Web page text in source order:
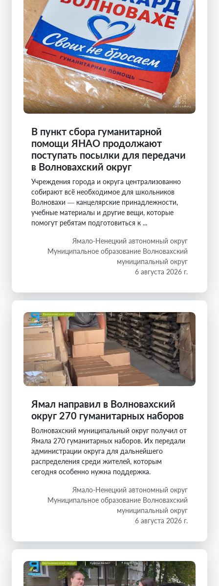
В пункт сбора гуманитарной
помощи ЯНАО продолжают
поступать посылки для передачи
в Волновахский округ
Учреждения города и округа централизованно
собирают всё необходимое для школьников
Волновахи — канцелярские принадлежности,
учебные материалы и другие вещи, которые
помогут ребятам подготовиться к ...
Ямало-Ненецкий автономный округ
Муниципальное образование Волновахский
муниципальный округ
6 августа 2026 г.
Ямал направил в Волновахский
округ 270 гуманитарных наборов
Волновахский муниципальный округ получил от
Ямала 270 гуманитарных наборов. Их передали
администрации округа для дальнейшего
распределения среди жителей, которым
сегодня особенно нужна поддержка.
Ямало-Ненецкий автономный округ
Муниципальное образование Волновахский
муниципальный округ
6 августа 2026 г.